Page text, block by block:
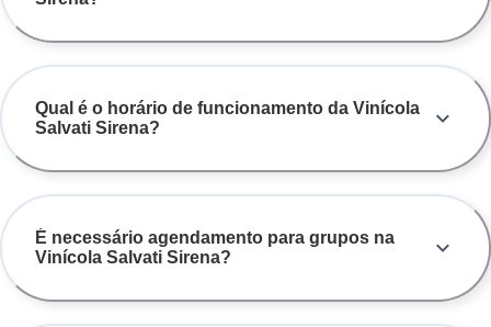
Qual é o horário de funcionamento da Vinícola
Salvati Sirena?
É necessário agendamento para grupos na
Vinícola Salvati Sirena?